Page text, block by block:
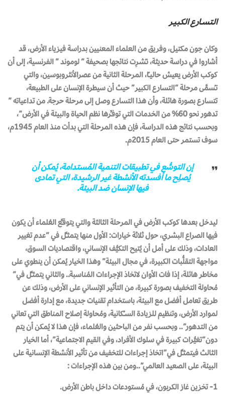
الـتـســـارع الـكـبـيــر
وكان جون مكتيل، وفريق من العلماء المعنيين بدراسة فيزياء الأرض، قد
أشاروا في دراسة حديثة، نـُشـرِت نتائجها بصحيفة ” لوموند ” الفرنسية، إلى أن
كوكب الأرض يعيش حاليــًا، المرحلة الثانية من عصرالأنثروبوسين، والتي
تـُسمَّى مرحلة “التسارع الكبير” حيث أن سيطرة الإنسان على الطبيعة،
تتسارع بصورة هائلة، وأن هذا التسارع وصل إلى مرحلة حرجة. من تداعياته ”
تدهور نحو 60% من الخدمات التي توفـِّرها نظم الحياة والبيئة في الأرض”،
وبحسب نتائج هذه الدراسة، فإن هذه المرحلة التي بدأت منذ العام 1945م،
سوف تستمر حتى العام 2015م.
إن التوسُّع في تطبيقات التنمية المُستدامة، يُمكن أن
يُصلِح ما أفسدته الأنشطة غير الرشيدة، التي تمادى
فيها الإنسان ضد البيئة.
ليدخل بعدها كوكب الأرض في المرحلة الثالثة والتي يتوقـَّع العُلماء أن يكون
فيها الصراع البشري، حول ثلاثة خيارات: الأول منها يتمثـَّل في “عدم تغيير
العادات، وذلك على أمل أن يُتيح التكيُّف الإنساني، واقتصاديات السوق،
مواجهة التقلُّبات الكبيرة، في مجال البيئة” وهذا الخيار يُمكن أن ينطوي على
مخاطر هائلة، إذا فات الأوان لاتخاذ الإجراءات المُناسبة.. والثاني يتمثـَّل في”
مُحاولة التخفيف بصورة كبيرة، من التأثير الإنساني على الأرض، وذلك عن
طريق تعامل أفضل مع البيئة، باستخدام تقنيات جديدة، مع إدارة أفضل
لموارد الأرض، وتنظيم للزيادة السـُـكانية، ومُحاولة إصلاح المناطق التي تعاني
من التدهور”.. وبحسب نفر من الباحثين والعُلماء، فإن هذا لا يُمكن أن يتم
دون”تغيُّرات كبيرة في سلوك الأفراد، وفي القيم الاجتماعية”، أما الخيار
الثالث فيتمثـَّل في”اتخاذ إجراءات للتخفيف من تأثير الأنشطة الإنسانية على
البيئة، على الصعيد العالمي”..ومن بين هذه الإجراءات :
1- تخزين غاز الكربون، في مُستودعات داخل باطن الأرض.